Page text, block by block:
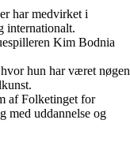
har medvirket i
internationalt.
Kim Bodnia
hun har været nøgen
af Folketinget for
med uddannelse og